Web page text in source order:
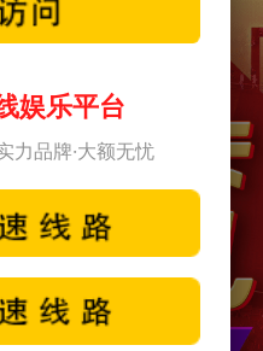
娱乐平台
力品牌·大额无忧